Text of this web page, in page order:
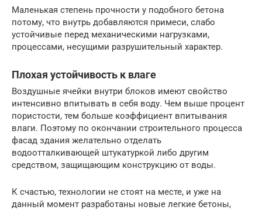
Маленькая степень прочности у подобного бетона
потому, что внутрь добавляются примеси, слабо
устойчивые перед механическими нагрузками,
процессами, несущими разрушительный характер.
Плохая устойчивость к влаге
Воздушные ячейки внутри блоков имеют свойство
интенсивно впитывать в себя воду. Чем выше процент
пористости, тем больше коэффициент впитывания
влаги. Поэтому по окончании строительного процесса
фасад здания желательно отделать
водоотталкивающей штукатуркой либо другим
средством, защищающим конструкцию от воды.
К счастью, технологии не стоят на месте, и уже на
данный момент разработаны новые легкие бетоны,